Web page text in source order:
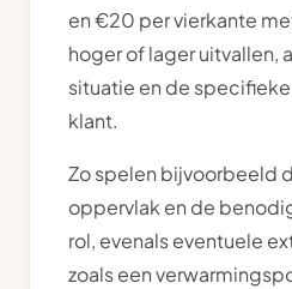
en €20 per vierkante
hoger of lager uitvallen,
situatie en de
klant.
Zo spelen bijvoorbeeld
oppervlak en de
rol, evenals eventuele
zoals een